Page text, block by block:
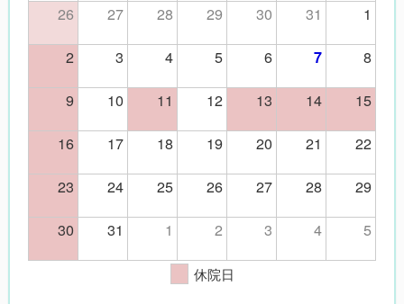
26 27 28 29 30 31
1
2
3 4 5 6 7
8
9
10 11 12 13 14
15
16
17 18 19 20 21
22
23
24 25 26 27 28
29
30
31 1 2 3 4 5
休院日